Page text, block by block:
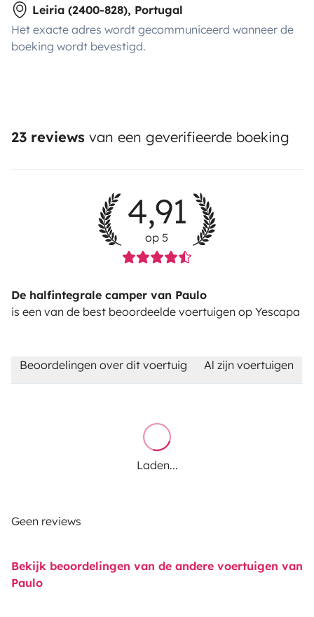
Leiria (2400-828), Portugal
Het exacte adres wordt gecommuniceerd wanneer de
boeking wordt bevestigd.
23 reviews van een geverifieerde boeking
4,91
op 5
De halfintegrale camper van Paulo
is een van de best beoordeelde voertuigen op Yescapa
Beoordelingen over dit voertuig Al zijn voertuigen
Laden...
Geen reviews
Bekijk beoordelingen van de andere voertuigen van
Paulo